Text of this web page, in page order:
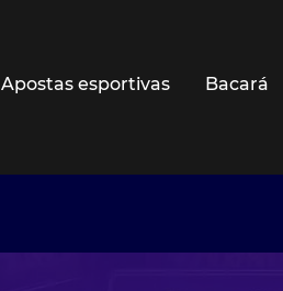
Apostas esportivas Bacará